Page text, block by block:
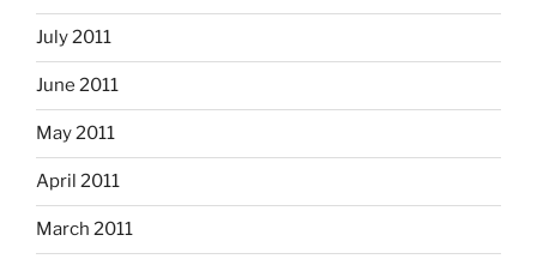
July 2011
June 2011
May 2011
April 2011
March 2011